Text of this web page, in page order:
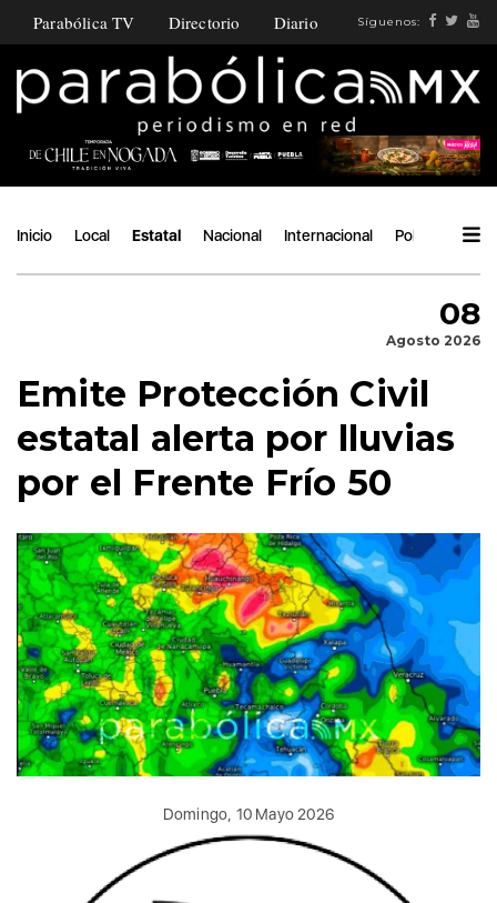
Parabólica TV Directorio Diario Síguenos:
Inicio Local Estatal Nacional Internacional Política
08
Agosto 2026
Emite Protección Civil
estatal alerta por lluvias
por el Frente Frío 50
Domingo, 10 Mayo 2026